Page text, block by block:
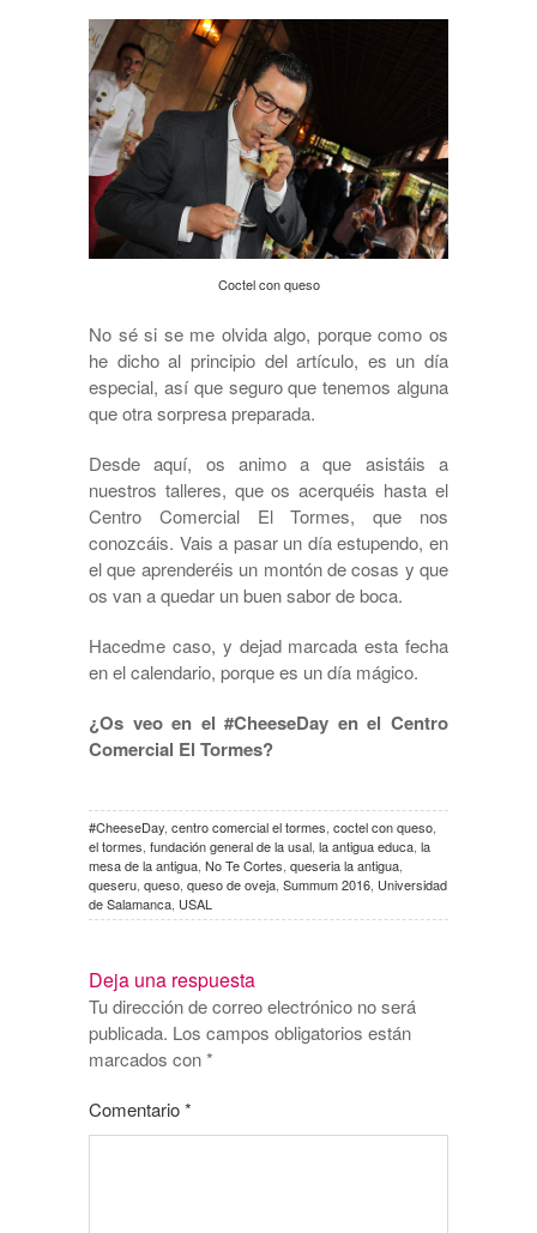
Coctel con queso
No sé si se me olvida algo, porque como os
he dicho al principio del artículo, es un día
especial, así que seguro que tenemos alguna
que otra sorpresa preparada.
Desde aquí, os animo a que asistáis a
nuestros talleres, que os acerquéis hasta el
Centro Comercial El Tormes, que nos
conozcáis. Vais a pasar un día estupendo, en
el que aprenderéis un montón de cosas y que
os van a quedar un buen sabor de boca.
Hacedme caso, y dejad marcada esta fecha
en el calendario, porque es un día mágico.
¿Os veo en el #CheeseDay en el Centro
Comercial El Tormes?
#CheeseDay, centro comercial el tormes, coctel con queso,
el tormes, fundación general de la usal, la antigua educa, la
mesa de la antigua, No Te Cortes, queseria la antigua,
queseru, queso, queso de oveja, Summum 2016, Universidad
de Salamanca, USAL
Deja una respuesta
Tu dirección de correo electrónico no será
publicada. Los campos obligatorios están
marcados con*
Comentario*